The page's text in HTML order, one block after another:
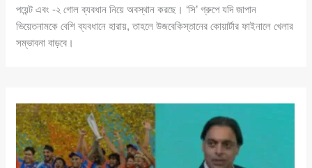
পয়েন্ট এবং -২ গোল ব্যবধান নিয়ে অবস্থান করছে। ‘সি’ গ্রুপে যদি জাপান
ভিয়েতনামকে বেশি ব্যবধানে হারায়, তাহলে উজবেকিস্তানের কোয়ার্টার ফাইনালে খেলার
সম্ভাবনা বাড়বে।